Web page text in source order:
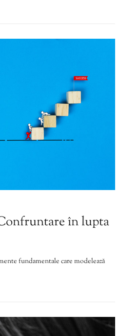
în lupta
fundamentale care modelează